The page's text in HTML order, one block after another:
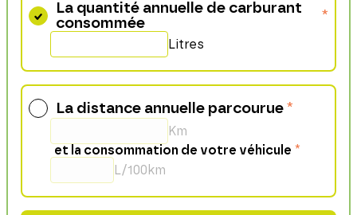
La quantité annuelle de carburant
consommée
*
Litres
La distance annuelle parcourue *
Km
et la consommation de votre véhicule *
L/100km